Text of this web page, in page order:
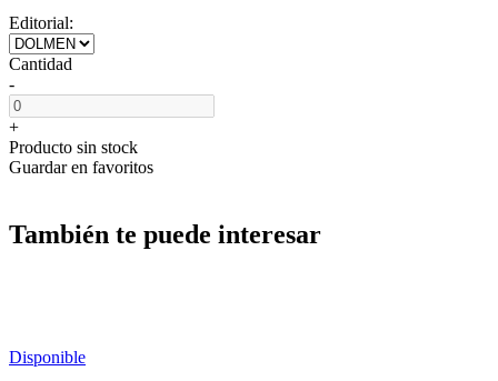
Editorial:
Cantidad
-
+
Producto sin stock
Guardar en favoritos
También te puede interesar
Disponible